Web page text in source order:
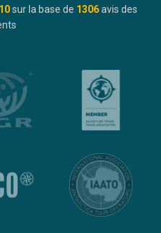
sur la base de 1306avis des